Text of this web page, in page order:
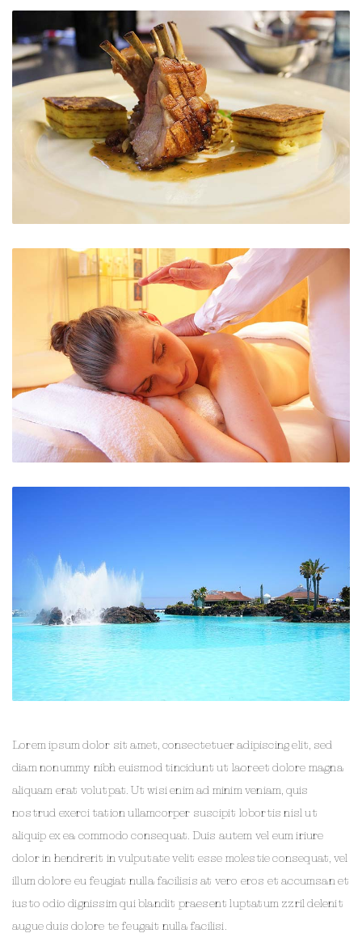
Lorem ipsum dolor sit amet, consectetuer adipiscing elit, sed
diam nonummy nibh euismod tincidunt ut laoreet dolore magna
aliquam erat volutpat. Ut wisi enim ad minim veniam, quis
nostrud exerci tation ullamcorper suscipit lobortis nisl ut
aliquip ex ea commodo consequat. Duis autem vel eum iriure
dolor in hendrerit in vulputate velit esse molestie consequat, vel
illum dolore eu feugiat nulla facilisis at vero eros et accumsan et
iusto odio dignissim qui blandit praesent luptatum zzril delenit
augue duis dolore te feugait nulla facilisi.